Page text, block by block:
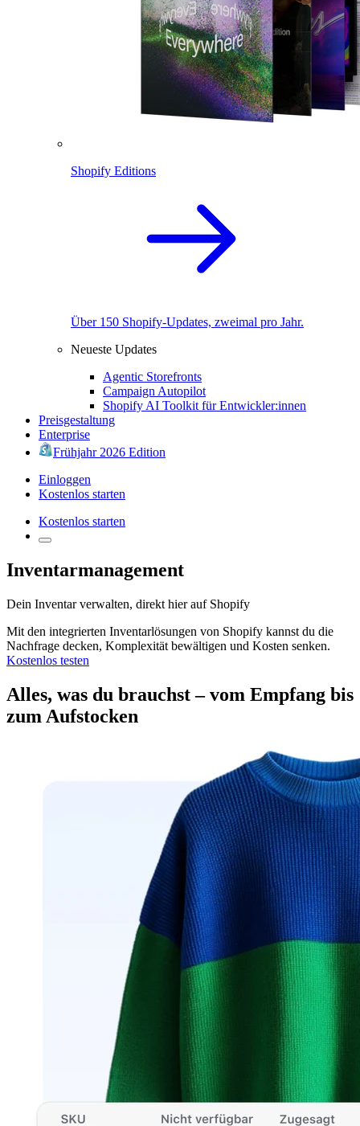
Shopify Editions
Über 150 Shopify-Updates, zweimal pro Jahr.
Neueste Updates
Agentic Storefronts
Campaign Autopilot
Shopify AI Toolkit für Entwickler:innen
Preisgestaltung
Enterprise
Frühjahr 2026 Edition
Einloggen
Kostenlos starten
Kostenlos starten
Inventarmanagement
Dein Inventar verwalten, direkt hier auf Shopify
Mit den integrierten Inventarlösungen von Shopify kannst du die
Nachfrage decken, Komplexität bewältigen und Kosten senken.
Kostenlos testen
Alles, was du brauchst – vom Empfang bis
zum Aufstocken